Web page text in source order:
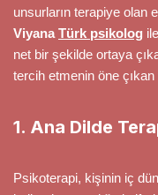
unsurların terapiye olan
Viyana Türk psikolog
net bir şekilde ortaya
tercih etmenin öne çıkan
1. Ana Dilde
Psikoterapi, kişinin iç